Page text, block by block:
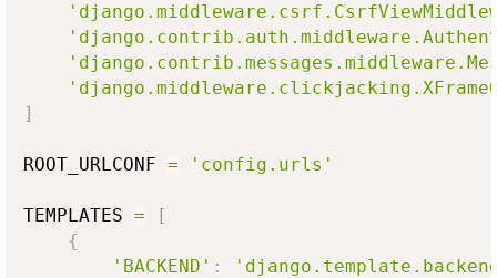
]
ROOT_URLCONF = 'config.urls'
TEMPLATES =
[
{
'BACKEND' :